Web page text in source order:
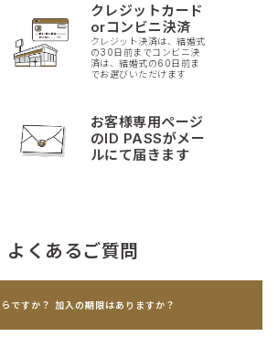
クレジットカード
orコンビニ決済
クレジット決済は、結婚式
の30日前までコンビニ決
済は、結婚式の60日前ま
でお選びいただけます
お客様専用ページ
のID PASSがメー
ルにて届きます
よくあるご質問
ですか？ 加入の期限はありますか？